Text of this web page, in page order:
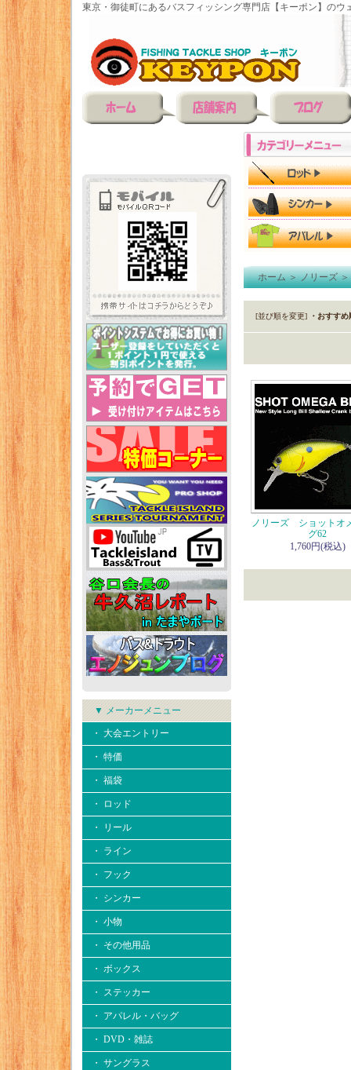
東京・御徒町にあるバスフィッシング専門店【キーポン】のウ
▼ メーカーメニュー
・ 大会エントリー
・ 特価
・ 福袋
・ ロッド
・ リール
・ ライン
・ フック
・ シンカー
・ 小物
・ その他用品
・ ボックス
・ ステッカー
・ アパレル・バッグ
・ DVD・雑誌
・ サングラス
ホーム＞ノリーズ＞
[並び順を変更] ・おすすめ
ノリーズ ショットオ
グ62
1,760円(税込)